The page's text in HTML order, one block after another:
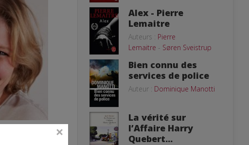
Jessica
Alex - Pierre
Lemaitre
Auteurs : Pierre
Lemaitre - Søren Sveistrup
Bien connu des
services de police
Auteur : Dominique Manotti
La vérité sur
l’Affaire Harry
Quebert...